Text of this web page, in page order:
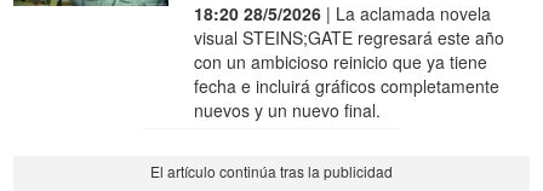
18:20 28/5/2026 | La aclamada novela
visual STEINS;GATE regresará este año
con un ambicioso reinicio que ya tiene
fecha e incluirá gráficos completamente
nuevos y un nuevo final.